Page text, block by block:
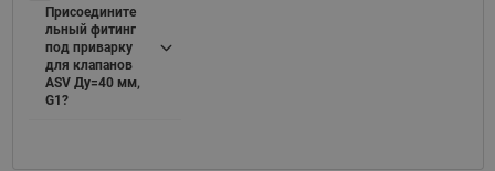
Присоедините
льный фитинг
под приварку
для клапанов
ASV Ду=40 мм,
G1?